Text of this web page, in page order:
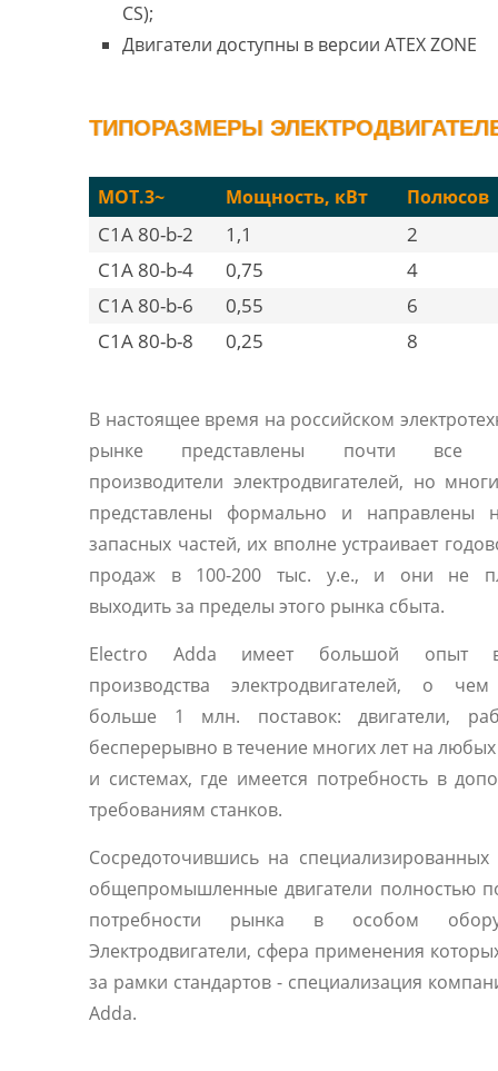
CS);
Двигатели доступны в версии ATEX ZONE
ТИПОРАЗМЕРЫ
MOT.3~ Мощность, кВт Полюсов
C1A 80-b-2 1,1
2
C1A 80-b-4
0,75
4
C1A 80-b-6
0,55
6
C1A 80-b-8
0,25 8
В настоящее время на российском
рынке представлены почти все
производители электродвигателей, но
представлены формально и направлены
запасных частей, их вполне устраивает
продаж в 100-200 тыс. у.е., и они не
выходить за пределы этого рынка сбыта.
Electro Adda имеет большой опыт
производства электродвигателей, о
больше 1 млн. поставок: двигатели,
бесперерывно в течение многих лет на
и системах, где имеется потребность в
требованиям станков.
Сосредоточившись на специализированных
общепромышленные двигатели полностью
потребности рынка в особом
Электродвигатели, сфера применения
за рамки стандартов - специализация
Adda.